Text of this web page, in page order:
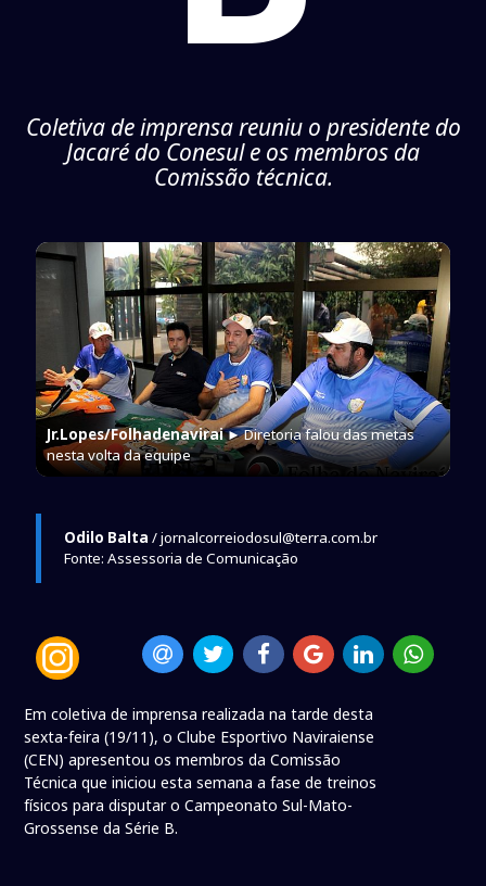
Coletiva de imprensa reuniu o presidente do
Jacaré do Conesul e os membros da
Comissão técnica.
Jr.Lopes/Folhadenavirai► Diretoria falou das metas
nesta volta da equipe
Odilo Balta / jornalcorreiodosul@terra.com.br
Fonte: Assessoria de Comunicação
Em coletiva de imprensa realizada na tarde desta
sexta-feira (19/11), o Clube Esportivo Naviraiense
(CEN) apresentou os membros da Comissão
Técnica que iniciou esta semana a fase de treinos
físicos para disputar o Campeonato Sul-Mato-
Grossense da Série B.